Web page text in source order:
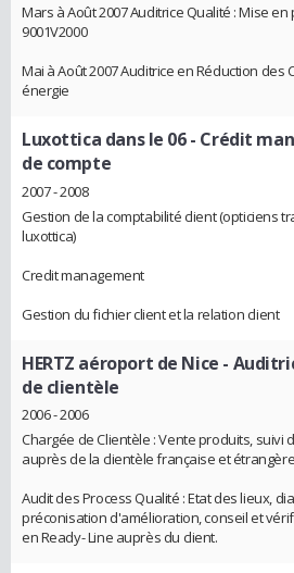
Mars à Août 2007 Auditrice Qualité : Mise
9001V2000
Mai à Août 2007 Auditrice en Réduction des
énergie
Luxottica dans le 06- Crédit
de compte
2007 - 2008
Gestion de la comptabilité client (opticiens
luxottica)
Credit management
Gestion du fichier client et la relation client
HERTZ aéroport de Nice -
de clientèle
2006 - 2006
Chargée de Clientèle : Vente produits, suivi
auprès de la clientèle française et
Audit des Process Qualité : Etat des lieux,
préconisation d'amélioration, conseil et
en Ready- Line auprès du client.